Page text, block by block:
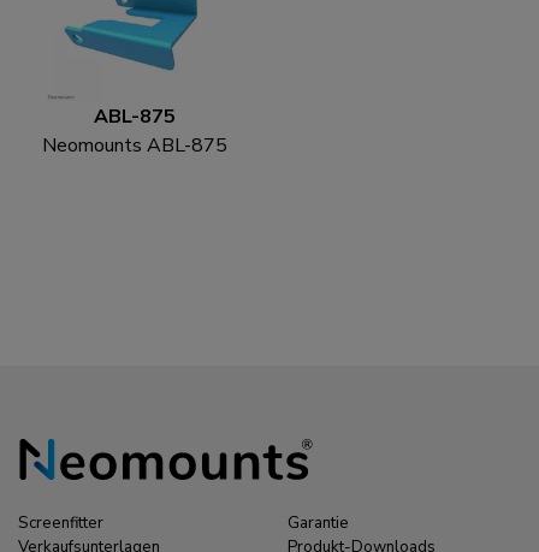
ABL-875
Neomounts ABL-875
Screenfitter
Verkaufsunterlagen
Garantie
Produkt-Downloads